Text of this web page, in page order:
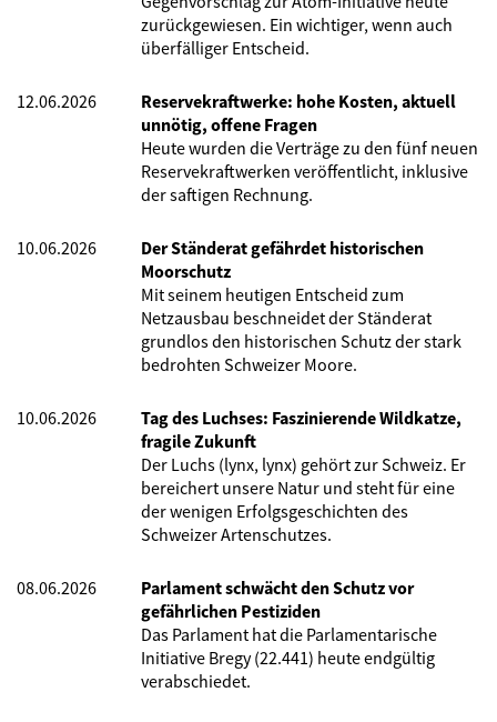
zurückgewiesen. Ein wichtiger, wenn auch
überfälliger Entscheid.
12.06.2026
Reservekraftwerke: hohe Kosten, aktuell
unnötig, offene Fragen
Heute wurden die Verträge zu den fünf neuen
Reservekraftwerken veröffentlicht, inklusive
der saftigen Rechnung.
10.06.2026
Der Ständerat gefährdet historischen
Moorschutz
Mit seinem heutigen Entscheid zum
Netzausbau beschneidet der Ständerat
grundlos den historischen Schutz der stark
bedrohten Schweizer Moore.
10.06.2026
Tag des Luchses: Faszinierende Wildkatze,
fragile Zukunft
Der Luchs (lynx, lynx) gehört zur Schweiz. Er
bereichert unsere Natur und steht für eine
der wenigen Erfolgsgeschichten des
Schweizer Artenschutzes.
08.06.2026
Parlament schwächt den Schutz vor
gefährlichen Pestiziden
Das Parlament hat die Parlamentarische
Initiative Bregy (22.441) heute endgültig
verabschiedet.